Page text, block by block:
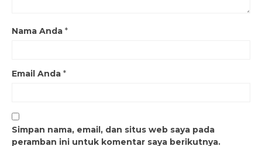
Nama Anda *
Email Anda *
Simpan nama, email, dan situs web saya pada
peramban ini untuk komentar saya berikutnya.